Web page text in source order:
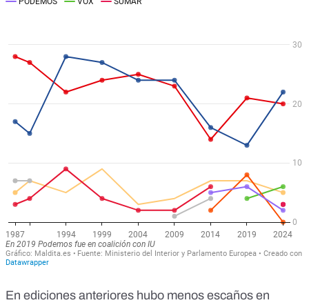
En ediciones anteriores hubo menos escaños en